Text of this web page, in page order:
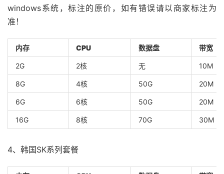
windows系统，标注的原价，如有错误请以商家标注为
准！
内存 CPU 数据盘 带宽
2G 2核 无 10M
8G 4核 50G 20M
6G 6核 50G 20M
16G 8核 70G 30M
4、韩国SK系列套餐